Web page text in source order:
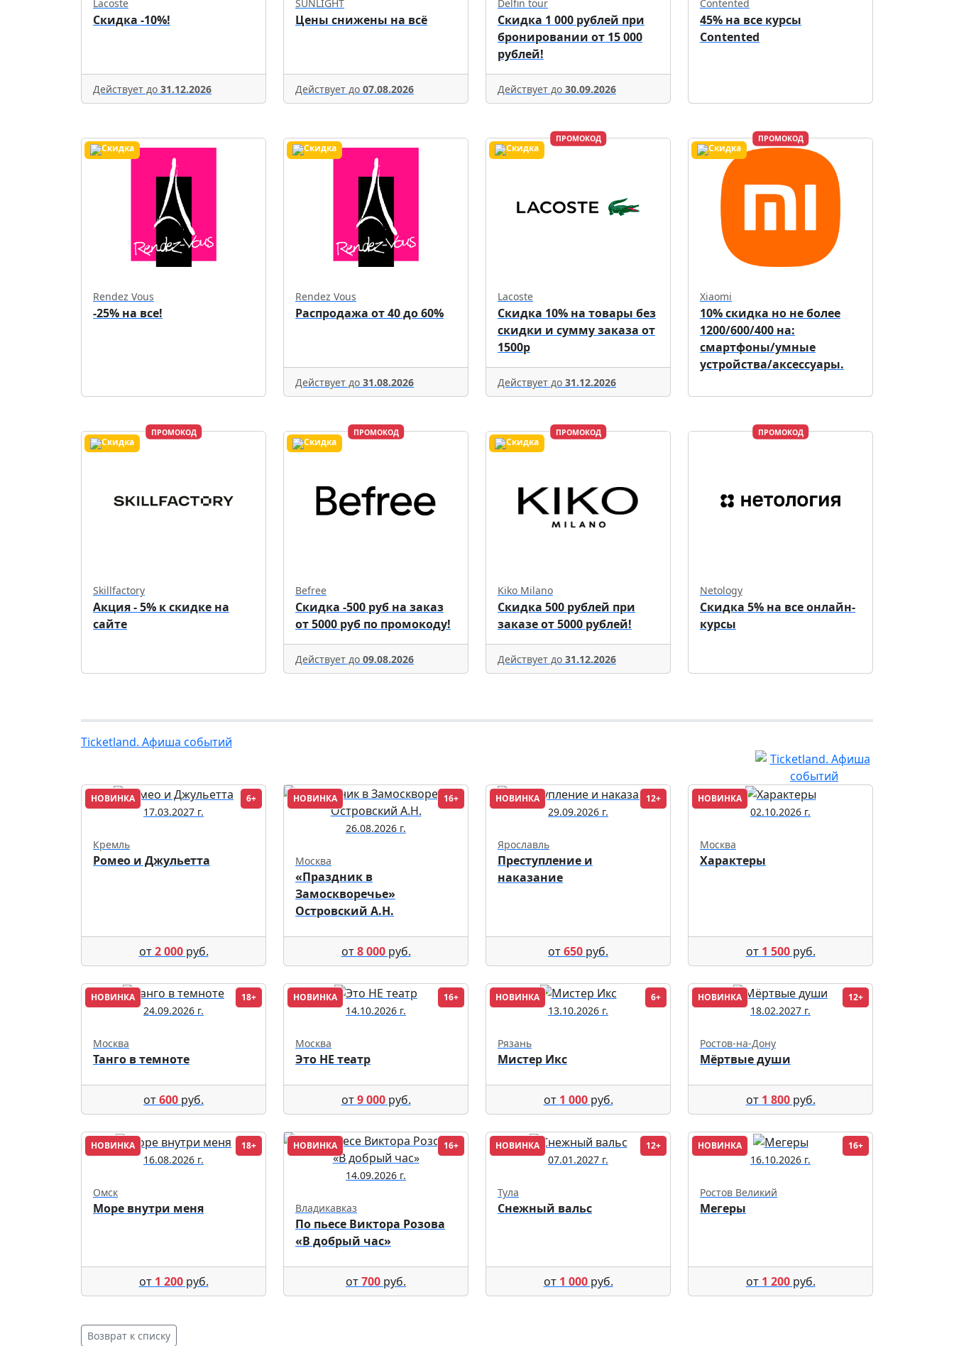
Lacoste
Скидка -10%!
Действует до 31.12.2026
SUNLIGHT
Цены снижены на всё
Действует до 07.08.2026
Delfin tour
Скидка 1 000 рублей при
бронировании от 15 000
рублей!
Действует до 30.09.2026
Contented
45% на все курсы
Contented
Rendez Vous
-25% на все!
Rendez Vous
Распродажа от 40 до 60%
Действует до 31.08.2026
ПРОМОКОД
Lacoste
Скидка 10% на товары без
скидки и сумму заказа от
1500р
Действует до 31.12.2026
ПРОМОКОД
Xiaomi
10% скидка но не более
1200/600/400 на:
смартфоны/умные
устройства/аксессуары.
ПРОМОКОД
Skillfactory
Акция - 5% к скидке на
сайте
ПРОМОКОД
Befree
Скидка -500 руб на заказ
от 5000 руб по промокоду!
Действует до 09.08.2026
ПРОМОКОД
Kiko Milano
Скидка 500 рублей при
заказе от 5000 рублей!
Действует до 31.12.2026
ПРОМОКОД
Netology
Скидка 5% на все онлайн-
курсы
Ticketland. Афиша событий
НОВИНКА 6+
17.03.2027 г.
Кремль
Ромео и Джульетта
от2 000руб.
НОВИНКА 16+
26.08.2026 г.
Москва
«Праздник в
Замоскворечье»
Островский А.Н.
от8 000руб.
НОВИНКА 12+
29.09.2026 г.
Ярославль
Преступление и
наказание
от650 руб.
НОВИНКА
02.10.2026 г.
Москва
Характеры
от 1 500руб.
НОВИНКА 18+
24.09.2026 г.
Москва
Танго в темноте
от600 руб.
НОВИНКА 16+
14.10.2026 г.
Москва
Это НЕ театр
от9 000руб.
НОВИНКА 6+
13.10.2026 г.
Рязань
Мистер Икс
от 1 000руб.
НОВИНКА 12+
18.02.2027 г.
Ростов-на-Дону
Мёртвые души
от 1 800руб.
НОВИНКА 18+
16.08.2026 г.
Омск
Море внутри меня
от 1 200руб.
НОВИНКА 16+
14.09.2026 г.
Владикавказ
По пьесе Виктора Розова
«В добрый час»
от700 руб.
НОВИНКА 12+
07.01.2027 г.
Тула
Снежный вальс
от 1 000руб.
НОВИНКА 16+
16.10.2026 г.
Ростов Великий
Мегеры
от 1 200руб.
Возврат к списку